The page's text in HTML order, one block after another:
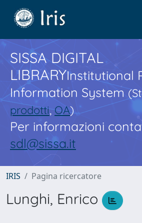
SISSA DIGITAL
LIBRARYInstitutional
Information System
prodotti,OA)
Per informazioni
sdl@sissa.it
IRIS Pagina ricercatore
Lunghi, Enrico